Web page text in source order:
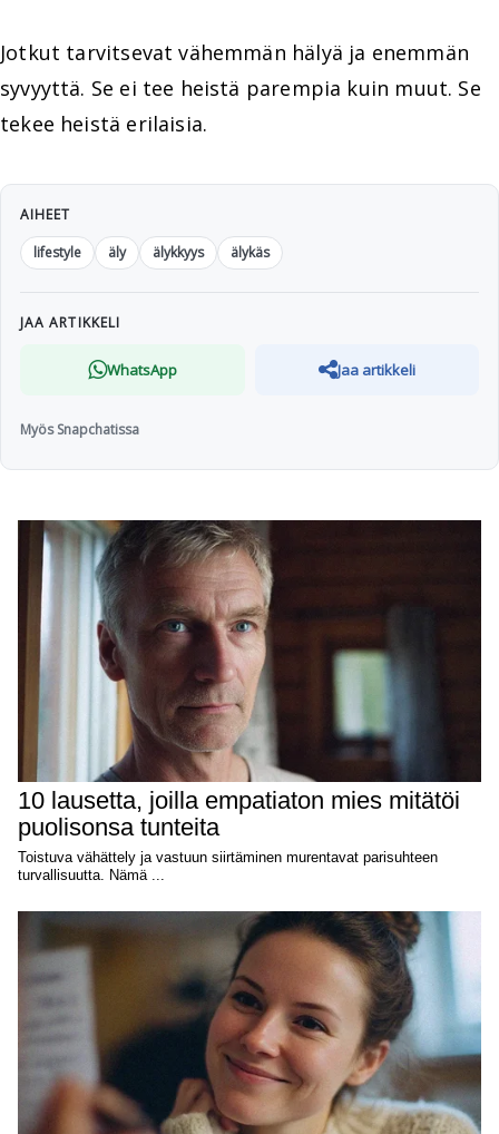
Jotkut tarvitsevat vähemmän hälyä ja enemmän
syvyyttä. Se ei tee heistä parempia kuin muut. Se
tekee heistä erilaisia.
AIHEET
lifestyle
äly älykkyys älykäs
JAA ARTIKKELI
WhatsApp Jaa artikkeli
Myös Snapchatissa